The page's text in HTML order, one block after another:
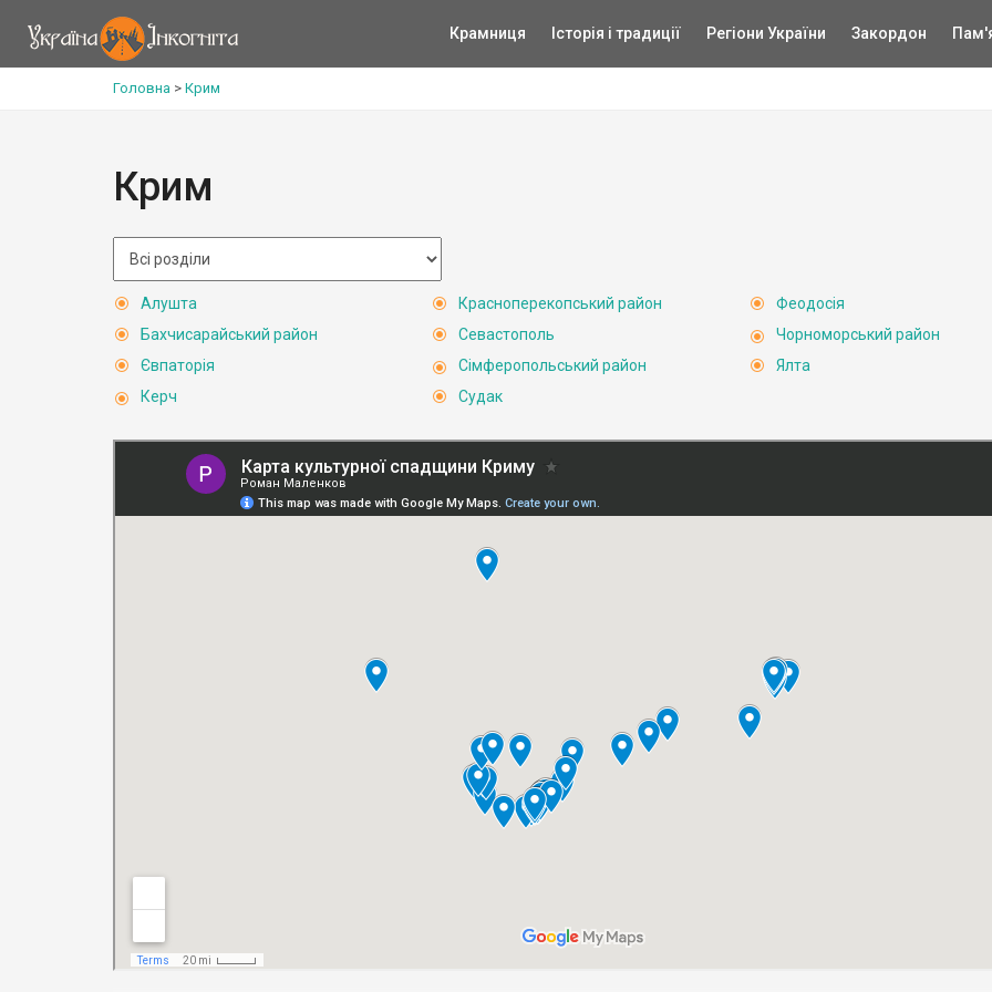
Крамниця Історія і традиції Регіони України Закордон
Головна > Крим
Крим
Алушта
Бахчисарайський район
Євпаторія
Керч
Красноперекопський район
Севастополь
Сімферопольський район
Судак
Феодосія
Чорноморський район
Ялта